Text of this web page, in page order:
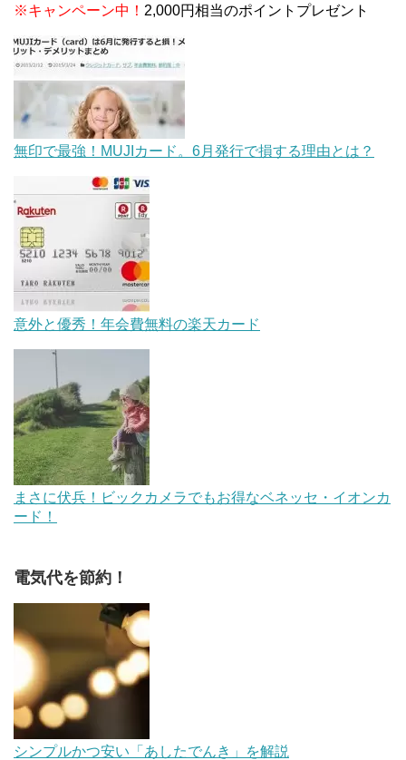
※キャンペーン中！ 2,000円相当のポイントプレゼント
無印で最強！MUJIカード。6月発行で損する理由とは？
意外と優秀！年会費無料の楽天カード
まさに伏兵！ビックカメラでもお得なベネッセ・イオンカ
ード！
電気代を節約！
シンプルかつ安い「あしたでんき」を解説